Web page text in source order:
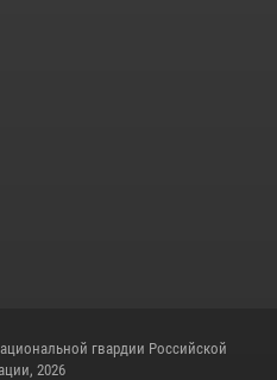
гвардии Российской
2026